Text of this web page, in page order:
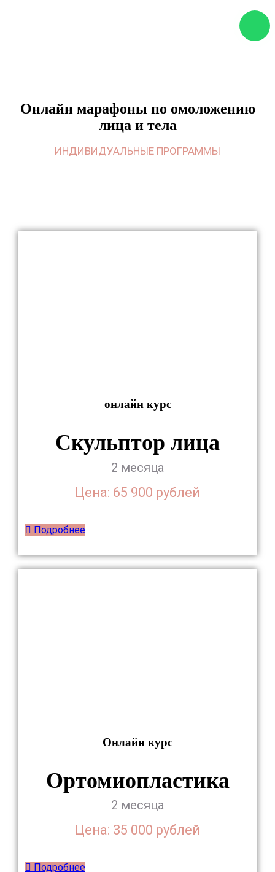
Онлайн марафоны по омоложению
лица и тела
ИНДИВИДУАЛЬНЫЕ ПРОГРАММЫ
онлайн курс
Скульптор лица
2 месяца
Цена: 65 900 рублей
Подробнее
Онлайн курс
Ортомиопластика
2 месяца
Цена: 35 000 рублей
Подробнее